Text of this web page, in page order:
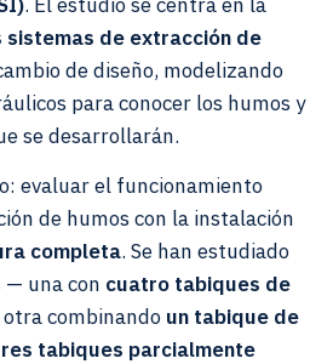
de extracción de
de diseño, modelizando
para conocer los humos y
se desarrollarán.
evaluar el funcionamiento
de humos con la instalación
completa. Se han estudiado
— una con cuatro tabiques de
otra combinando un tabique de
tabiques parcialmente